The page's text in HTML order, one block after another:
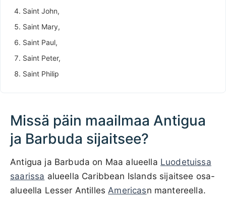
Saint John,
Saint Mary,
Saint Paul,
Saint Peter,
Saint Philip
Missä päin maailmaa Antigua
ja Barbuda sijaitsee?
Antigua ja Barbuda on Maa alueella Luodetuissa
saarissa alueella Caribbean Islands sijaitsee osa-
alueella Lesser Antilles Americasn mantereella.
100 km / 62.1 mi